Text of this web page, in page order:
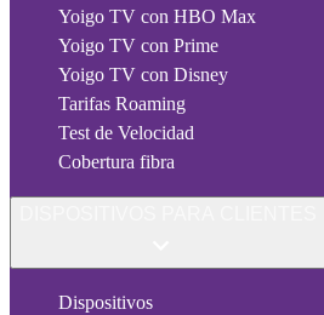
Yoigo TV con HBO Max
Yoigo TV con Prime
Yoigo TV con Disney
Tarifas Roaming
Test de Velocidad
Cobertura fibra
Dispositivos